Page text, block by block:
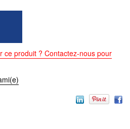
ce produit ? Contactez-nous pour